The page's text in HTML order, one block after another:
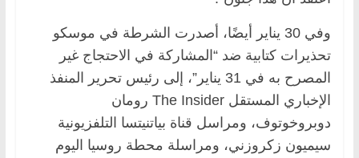
وفي 30 يناير أيضًا، أصدرت الشرطة في موسكو
تحذيرات كتابية ضد “المشاركة في الاحتجاج غير
المصرح به في 31 يناير”، إلى رئيس تحرير المنفذ
الإخباري المستقل The Insider رومان
دوبروخوتوف، ومراسل قناة بياتنيتسا التلفزيونية
سيميون زكروزني، ومراسلة محطة روسيا اليوم